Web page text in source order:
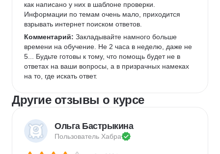
как написано у них в шаблоне проверки.
Информации по темам очень мало, приходится
взрывать интернет поиском ответов.
Комментарий: Закладывайте намного больше
времени на обучение. Не 2 часа в неделю, даже не
5... Будьте готовы к тому, что помощь будет не в
ответах на ваши вопросы, а в призрачных намеках
на то, где искать ответ.
Другие отзывы о курсе
Ольга Бастрыкина
Пользователь Хабра